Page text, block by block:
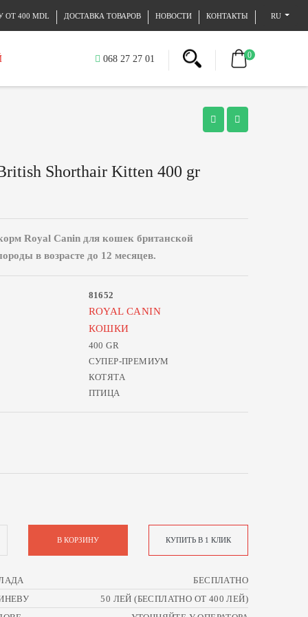
400 MDL ДОСТАВКА ТОВАРОВ НОВОСТИ КОНТАКТЫ RU
068 27 27 01 0
Shorthair Kitten 400 gr
Royal Canin для кошек британской
в возрасте до 12 месяцев.
81652
ROYAL CANIN
КОШКИ
400 GR
СУПЕР-ПРЕМИУМ
КОТЯТА
ПТИЦА
В КОРЗИНУ КУПИТЬ В 1 КЛИК
БЕСПЛАТНО
50 ЛЕЙ (БЕСПЛАТНО ОТ 400 ЛЕЙ)